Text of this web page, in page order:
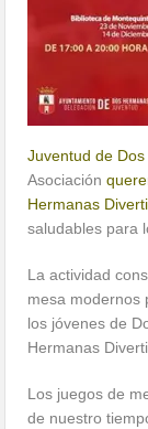
Juventud de
Asociación
Hermanas
saludables para
La actividad
mesa modernos
los jóvenes de
Hermanas
Los juegos de
de nuestro